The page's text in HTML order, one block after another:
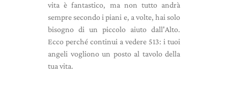
vita è fantastico, ma non tutto andrà
sempre secondo i piani e, a volte, hai solo
bisogno di un piccolo aiuto dall'Alto.
Ecco perché continui a vedere 513: i tuoi
angeli vogliono un posto al tavolo della
tua vita.